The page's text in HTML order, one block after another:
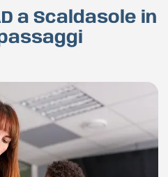
a Scaldasole in